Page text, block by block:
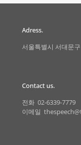
Adress.
서울특별시 서대문
Contact us.
전화 02-6339-7779
이메일